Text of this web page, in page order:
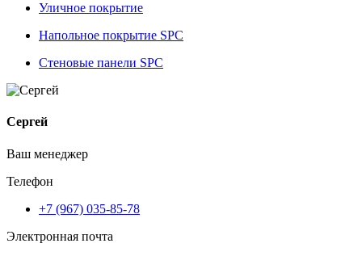
Уличное покрытие
Напольное покрытие SPC
Стеновые панели SPC
Сергей
Ваш менеджер
Телефон
+7 (967) 035-85-78
Электронная почта